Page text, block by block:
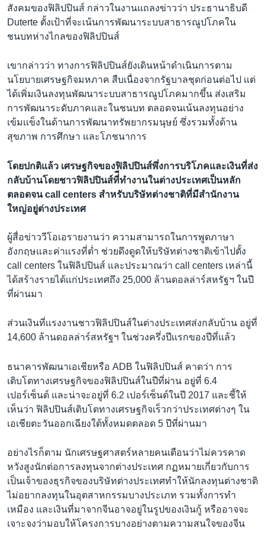
สังคมของฟิลิปปินส์ กล่าวในงานแถลงข่าวว่า ประธานาธิบดี
Duterte ตั้งเป้าที่จะเน้นการพัฒนาระบบสาธารณูปโภคใน
ชนบทห่างไกลของฟิลิปปินส์
เขากล่าวว่า ทางการฟิลิปปินส์ยังเดินหน้าดำเนินการตาม
นโยบายเศรษฐกิจมหภาค สืบเนื่องจากรัฐบาลชุดก่อนต่อไป เเต่
ได้เพิ่มเงินลงทุนพัฒนาระบบสาธารณูปโภคมากขึ้น ส่งเสริม
การพัฒนาระดับภาคและในชนบท ตลอดจนเน้นลงทุนอย่าง
เข้มเเข็งในด้านการพัฒนาทรัพยากรมนุษย์ ซึ่งรวมทั้งด้าน
สุขภาพ การศึกษา และโภชนาการ
โดยปกติแล้ว เศรษฐกิจของฟิลิปปินส์พึ่งการบริโภคและเงินที่ส่ง
กลับบ้านโดยชาวฟิลิปปินส์ที่ีทำงานในต่างประเทศเป็นหลัก
ตลอดจน call centers สำหรับบริษัทต่างชาติที่มีสำนักงาน
ใหญ่อยู่ต่างประเทศ
ผู้สื่อข่าววีโอเอรายงานว่า ความสามารถในการพูดภาษา
อังกฤษและค่าเเรงที่ต่ำ ช่วยดึงดูดให้บริษัทต่างชาติเข้าไปตั้ง
call centers ในฟิลิปปินส์ และประมาณว่า call centers เหล่านี้
ได้สร้างรายได้แก่ประเทศถึง 25,000 ล้านดอลล่าร์สหรัฐฯ ในปี
ที่ผ่านมา
ส่วนเงินที่เเรงงานชาวฟิลิปปินส์ในต่างประเทศส่งกลับบ้าน อยู่ที่
14,600 ล้านดอลล่าร์สหรัฐฯ ในช่วงครึ่งปีเเรกของปีที่แล้ว
ธนาคารพัฒนาเอเชียหรือ ADB ในฟิลิปปินส์ คาดว่า การ
เติบโตทางเศรษฐกิจของฟิลิปปินส์ในปีที่ผ่าน อยู่ที่ 6.4
เปอร์เซ็นต์ และน่าจะอยู่ที่ 6.2 เปอร์เซ็นต์ในปี 2017 และชี้ให้
เห็นว่า ฟิลิปปินส์เติบโตทางเศรษฐกิจเร็วกว่าประเทศต่างๆ ใน
เอเชียตะวันออกเฉียงใต้ทั้งหมดตลอด 5 ปีที่ผ่านมา
อย่างไรก็ตาม นักเศรษฐศาสตร์หลายคนเตือนว่าไม่ควรคาด
หวังสูงนักต่อการลงทุนจากต่างประเทศ กฏหมายเกี่ยวกับการ
เป็นเจ้าของธุรกิจของบริษัทต่างประเทศทำให้นักลงทุนต่างชาติ
ไม่อยากลงทุนในอุตสาหกรรมบางประเภท รวมทั้งการทำ
เหมือง และเงินที่มาจากจีนอาจอยู่ในรูปของเงินกู้ หรืออาจจะ
เจาะจงว่ามอบให้โครงการบางอย่างตามความสนใจของจีน